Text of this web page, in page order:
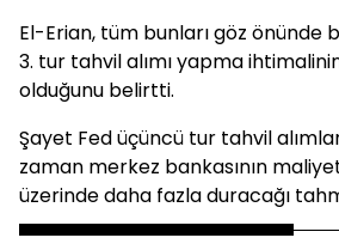
El-Erian, tüm bunları göz önünde
3. tur tahvil alımı yapma
olduğunu belirtti.
Şayet Fed üçüncü tur tahvil
zaman merkez bankasının
üzerinde daha fazla duracağı